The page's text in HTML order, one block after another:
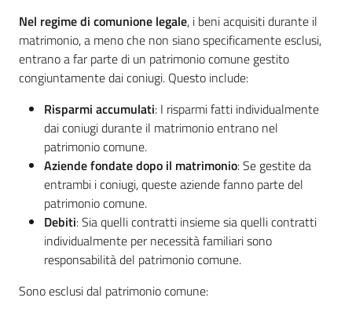
Nel regime di comunione legale, i beni acquisiti durante il
matrimonio, a meno che non siano specificamente esclusi,
entrano a far parte di un patrimonio comune gestito
congiuntamente dai coniugi. Questo include:
Risparmi accumulati: I risparmi fatti individualmente
dai coniugi durante il matrimonio entrano nel
patrimonio comune.
Aziende fondate dopo il matrimonio: Se gestite da
entrambi i coniugi, queste aziende fanno parte del
patrimonio comune.
Debiti: Sia quelli contratti insieme sia quelli contratti
individualmente per necessità familiari sono
responsabilità del patrimonio comune.
Sono esclusi dal patrimonio comune: